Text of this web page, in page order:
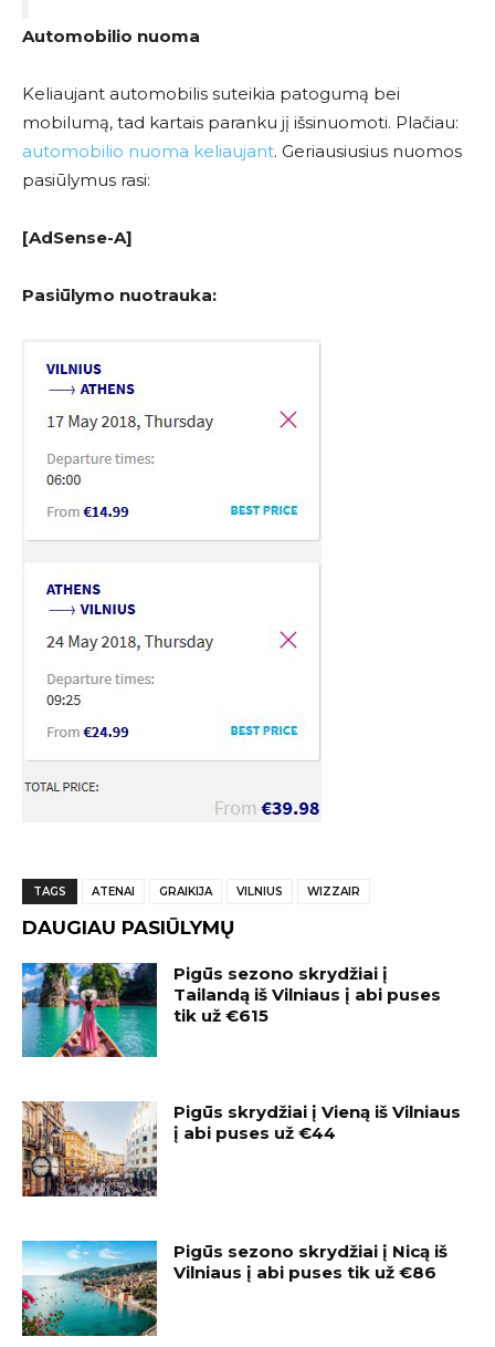
Automobilio nuoma
Keliaujant automobilis suteikia patogumą bei
mobilumą, tad kartais paranku jį išsinuomoti. Plačiau:
automobilio nuoma keliaujant. Geriausiusius nuomos
pasiūlymus rasi:
[AdSense-A]
Pasiūlymo nuotrauka:
TAGS ATENAI GRAIKIJA VILNIUS WIZZAIR
DAUGIAU PASIŪLYMŲ
Pigūs sezono skrydžiai į
Tailandą iš Vilniaus į abi puses
tik už €615
Pigūs skrydžiai į Vieną iš Vilniaus
į abi puses už €44
Pigūs sezono skrydžiai į Nicą iš
Vilniaus į abi puses tik už €86